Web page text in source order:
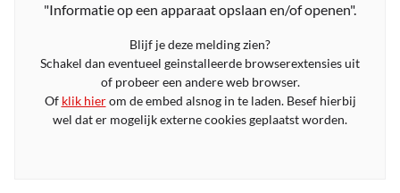
"Informatie op een apparaat opslaan en/of openen".
Blijf je deze melding zien?
Schakel dan eventueel geinstalleerde browserextensies uit
of probeer een andere web browser.
Of klik hierom de embed alsnog in te laden. Besef hierbij
wel dat er mogelijk externe cookies geplaatst worden.